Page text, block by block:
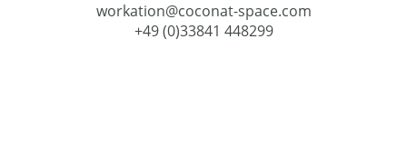
workation@coconat-space.com
+49 (0)33841 448299